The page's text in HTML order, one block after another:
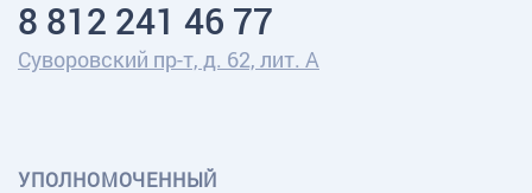
8 812 241 46 77
Суворовский пр-т, д. 62, лит. А
УПОЛНОМОЧЕННЫЙ